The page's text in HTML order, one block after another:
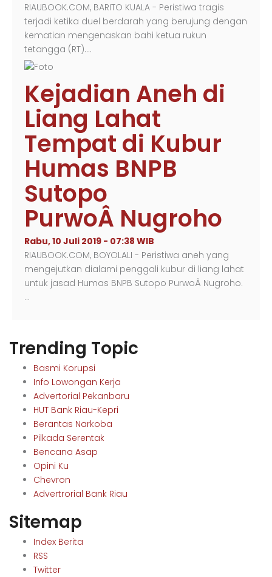
RIAUBOOK.COM, BARITO KUALA - Peristiwa tragis
terjadi ketika duel berdarah yang berujung dengan
kematian mengenaskan bahi ketua rukun
tetangga (RT).…
Kejadian Aneh di
Liang Lahat
Tempat di Kubur
Humas BNPB
Sutopo
PurwoÂ Nugroho
Rabu, 10 Juli 2019 - 07:38 WIB
RIAUBOOK.COM, BOYOLALI - Peristiwa aneh yang
mengejutkan dialami penggali kubur di liang lahat
untuk jasad Humas BNPB Sutopo PurwoÂ Nugroho.
…
Trending Topic
Basmi Korupsi
Info Lowongan Kerja
Advertorial Pekanbaru
HUT Bank Riau-Kepri
Berantas Narkoba
Pilkada Serentak
Bencana Asap
Opini Ku
Chevron
Advertrorial Bank Riau
Sitemap
Index Berita
RSS
Twitter